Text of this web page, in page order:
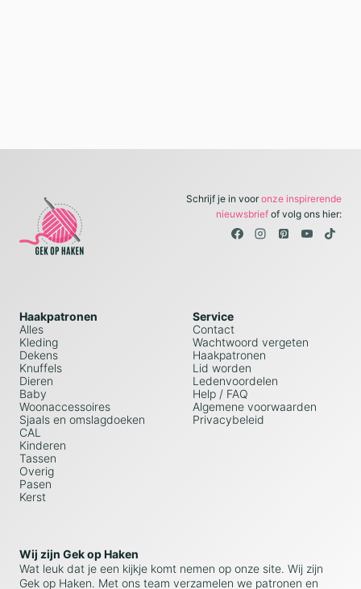
Schrijf je in vooronze inspirerende
nieuwsbriefof volg ons hier:
Haakpatronen
Alles
Kleding
Dekens
Knuffels
Dieren
Baby
Woonaccessoires
Sjaals en omslagdoeken
CAL
Kinderen
Tassen
Overig
Pasen
Kerst
Service
Contact
Wachtwoord vergeten
Haakpatronen
Lid worden
Ledenvoordelen
Help / FAQ
Algemene voorwaarden
Privacybeleid
Wij zijn Gek op Haken
Wat leuk dat je een kijkje komt nemen op onze site. Wij zijn
Gek op Haken. Met ons team verzamelen we patronen en